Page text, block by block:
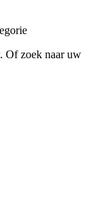
Of zoek naar uw